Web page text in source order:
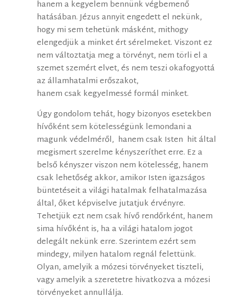
hanem a kegyelem bennünk végbemenő
hatásában. Jézus annyit engedett el nekünk,
hogy mi sem tehetünk másként, mithogy
elengedjük a minket ért sérelmeket. Viszont ez
nem változtatja meg a törvényt, nem törli el a
szemet szemért elvet, és nem teszi okafogyottá
az államhatalmi erőszakot,
hanem csak kegyelmessé formál minket.
Úgy gondolom tehát, hogy bizonyos esetekben
hívőként sem kötelességünk lemondani a
magunk védelméről, hanem csak Isten hit által
megismert szerelme kényszeríthet erre. Ez a
belső kényszer viszon nem kötelesség, hanem
csak lehetőség akkor, amikor Isten igazságos
büntetéseit a világi hatalmak felhatalmazása
által, őket képviselve jutatjuk érvényre.
Tehetjük ezt nem csak hívő rendőrként, hanem
sima hívőként is, ha a világi hatalom jogot
delegált nekünk erre. Szerintem ezért sem
mindegy, milyen hatalom regnál felettünk.
Olyan, amelyik a mózesi törvényeket tiszteli,
vagy amelyik a szeretetre hivatkozva a mózesi
törvényeket annullálja.